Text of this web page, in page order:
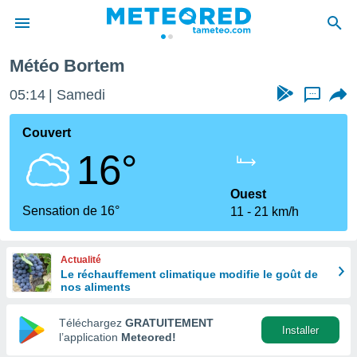
de
en
Météo Bortem
05:14 Samedi ...
Couvert
16°
Sensation de 16°
Ouest
11
21 km/h
Actualité
Le réchauffement climatique modifie le goût de
nos aliments
Téléchargez GRATUITEMENT
l’application Meteored!
Installer